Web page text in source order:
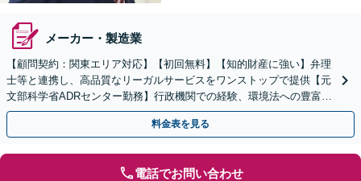
メーカー・製造業
【顧問契約：関東エリア対応】【初回無料】【知的財産に強い】弁理
士等と連携し、高品質なリーガルサービスをワンストップで提供【元
文部科学省ADRセンター勤務】行政機関での経験、環境法への豊富な
知識を活かし、事業者さまの抱える問題を解決へ導きます
料金表を見る
電話でお問い合わせ